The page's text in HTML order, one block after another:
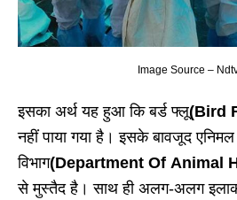
Image Source –
इसका अर्थ यह हुआ कि बर्ड फ्लू(Bird
नहीं पाया गया है। इसके बावजूद
विभाग(Department Of Animal
से मुस्तैद है। साथ ही अलग-अलग